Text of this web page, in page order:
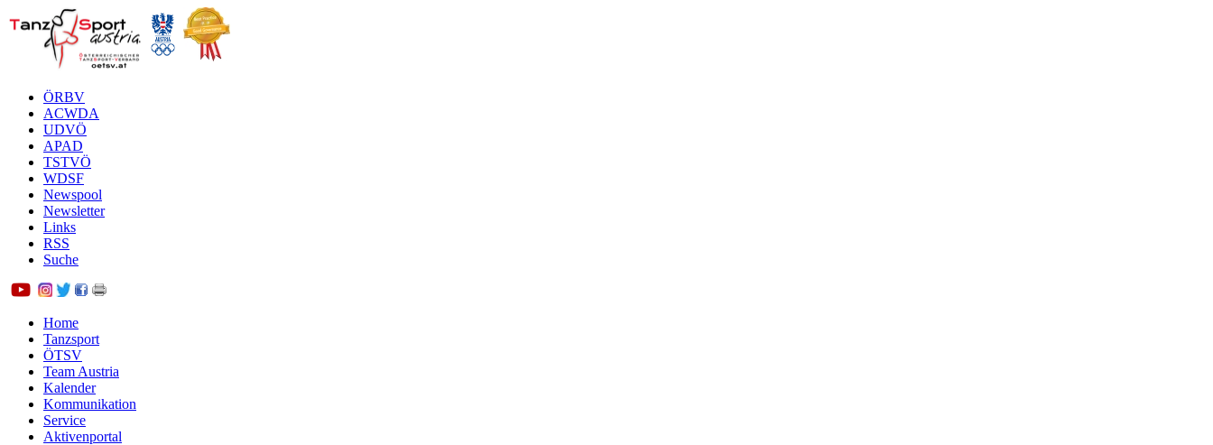
ÖRBV
ACWDA
UDVÖ
APAD
TSTVÖ
WDSF
Newspool
Newsletter
Links
RSS
Suche
Home
Tanzsport
ÖTSV
Team Austria
Kalender
Kommunikation
Service
Aktivenportal